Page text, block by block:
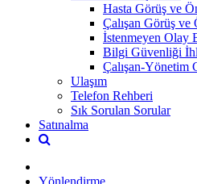
Hasta Görüş ve
Çalışan Görüş ve
İstenmeyen Olay
Bilgi Güvenliği
Çalışan-Yönetim
Ulaşım
Telefon Rehberi
Sık Sorulan Sorular
Satınalma
Yönlendirme